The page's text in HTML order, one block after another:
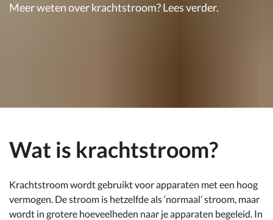
Meer weten over krachtstroom? Lees verder.
Wat is krachtstroom?
Krachtstroom wordt gebruikt voor apparaten met een hoog
vermogen. De stroom is hetzelfde als ‘normaal’ stroom, maar
wordt in grotere hoeveelheden naar je apparaten begeleid. In